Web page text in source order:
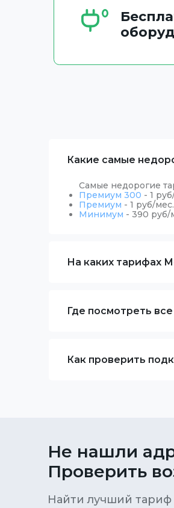
Какие самые
Самые недорогие
Премиум 300 - 1
Премиум - 1 руб/мес.
Минимум - 390 руб/
На каких тарифах
Где посмотреть
Как проверить
Не нашли
Проверить
Найти лучший